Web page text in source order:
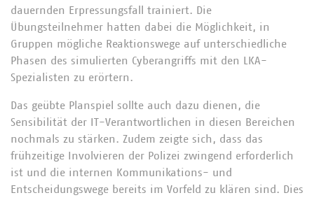
dauernden Erpressungsfall trainiert. Die
Übungsteilnehmer hatten dabei die Möglichkeit, in
Gruppen mögliche Reaktionswege auf unterschiedliche
Phasen des simulierten Cyberangriffs mit den LKA-
Spezialisten zu erörtern.
Das geübte Planspiel sollte auch dazu dienen, die
Sensibilität der IT-Verantwortlichen in diesen Bereichen
nochmals zu stärken. Zudem zeigte sich, dass das
frühzeitige Involvieren der Polizei zwingend erforderlich
ist und die internen Kommunikations- und
Entscheidungswege bereits im Vorfeld zu klären sind. Dies